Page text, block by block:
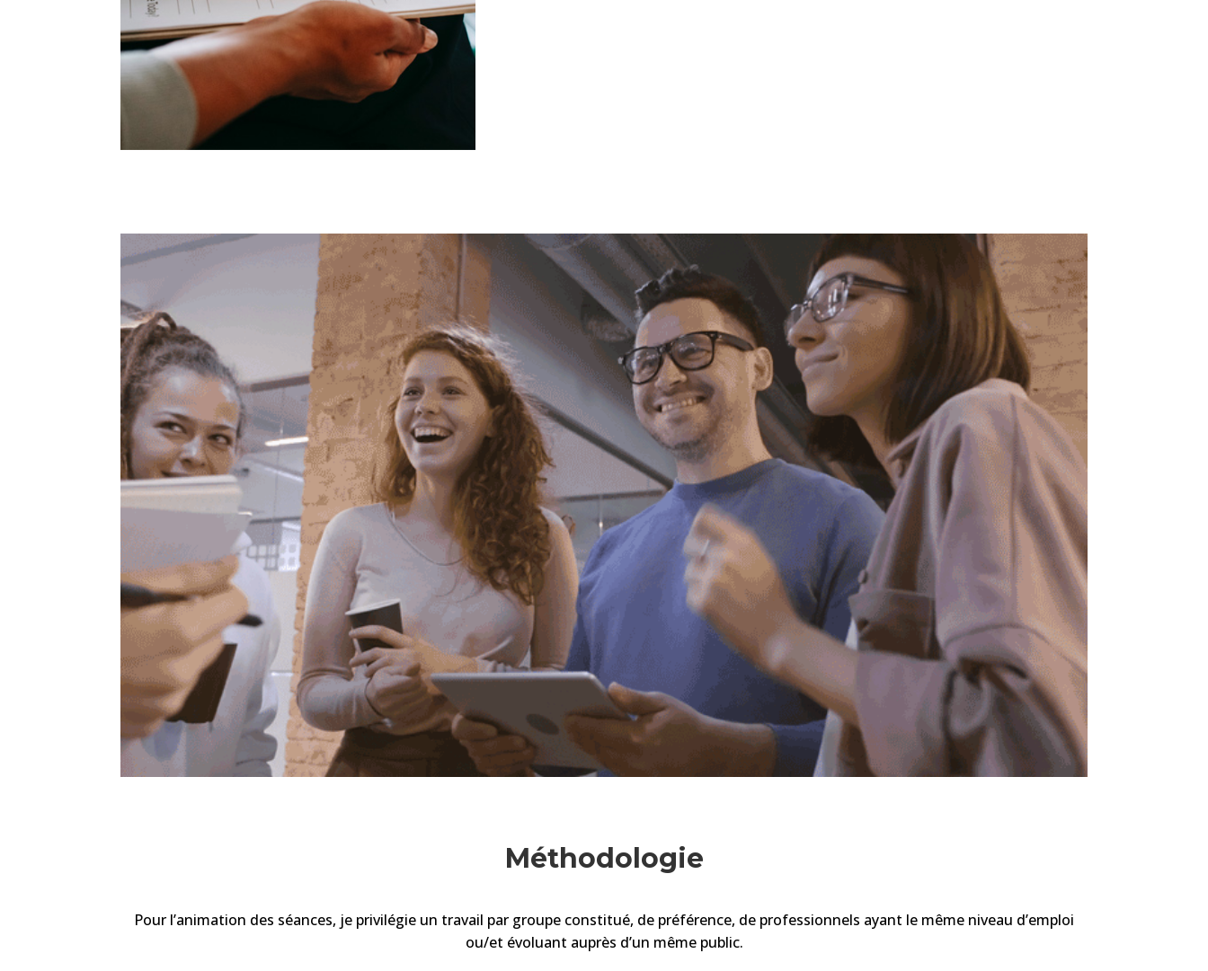
Méthodologie
Pour l’animation des séances, je privilégie un travail par groupe constitué, de préférence, de professionnels ayant le même niveau d’emploi
ou/et évoluant auprès d’un même public.